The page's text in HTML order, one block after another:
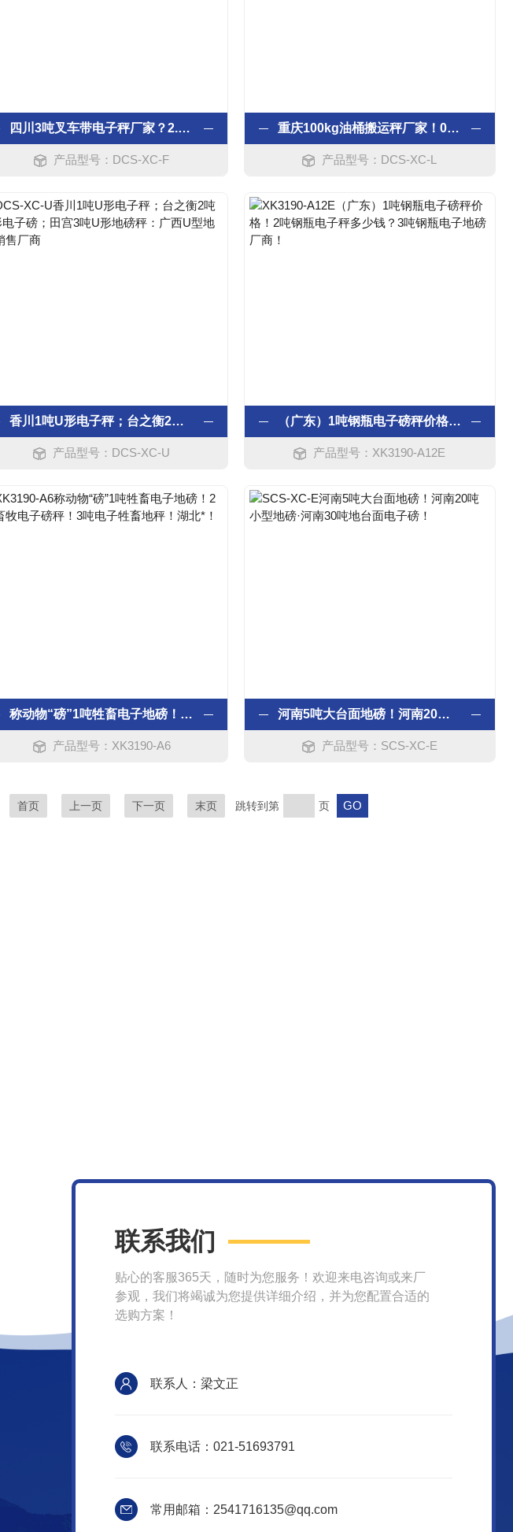
四川3吨叉车带电子秤厂家？2.5吨电子叉车秤；2吨液压叉车秤，1吨计重叉车秤；
产品型号：DCS-XC-F
重庆100kg油桶搬运秤厂家！0.5吨油桶车搬运秤！500kg手动液压油桶车秤!
产品型号：DCS-XC-L
香川1吨U形电子秤；台之衡2吨U形电子磅；田宫3吨U形地磅秤：广西U型地秤销售厂商
产品型号：DCS-XC-U
（广东）1吨钢瓶电子磅秤价格！2吨钢瓶电子秤多少钱？3吨钢瓶电子地磅厂商！
产品型号：XK3190-A12E
称动物“磅”1吨牲畜电子地磅！2吨畜牧电子磅秤！3吨电子牲畜地秤！湖北*！
产品型号：XK3190-A6
河南5吨大台面地磅！河南20吨小型地磅·河南30吨地台面电子磅！
产品型号：SCS-XC-E
首页 上一页 下一页 末页 跳转到第 页
联系我们
贴心的客服365天，随时为您服务！欢迎来电咨询或来厂
参观，我们将竭诚为您提供详细介绍，并为您配置合适的
选购方案！
联系人：梁文正
联系电话：021-51693791
常用邮箱：2541716135@qq.com